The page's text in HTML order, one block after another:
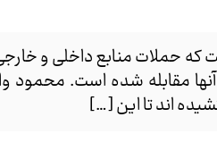
که حملات منابع داخلی و
مقابله شده است. محمود
اند تا این […]